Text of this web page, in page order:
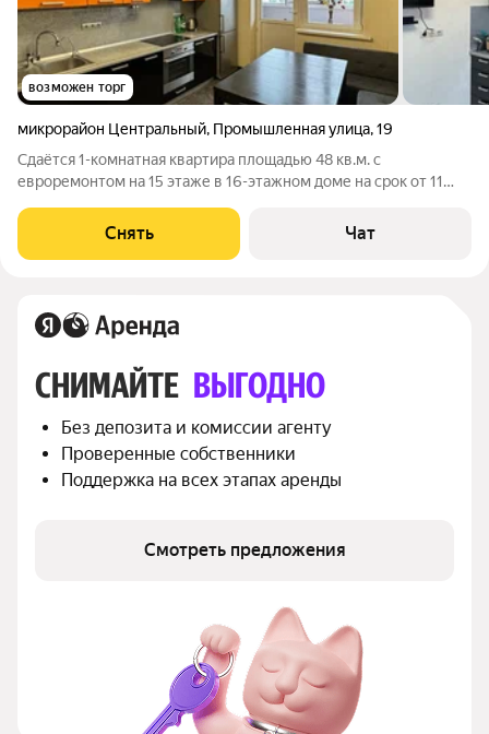
возможен торг
микрорайон Центральный, Промышленная улица,19
Сдаётся 1-комнатная квартира площадью 48 кв.м. с
евроремонтом на 15 этаже в 16-этажном доме на срок от 11
Стиральная машина Холодильник Кондиционер
Микроволновка Пылесос Дом - монолитный, окна
Снять Чат
СНИМАЙТЕ ВЫГОДНО
Без депозита и комиссии агенту
Проверенные собственники
Поддержка на всех этапах аренды
Смотреть предложения